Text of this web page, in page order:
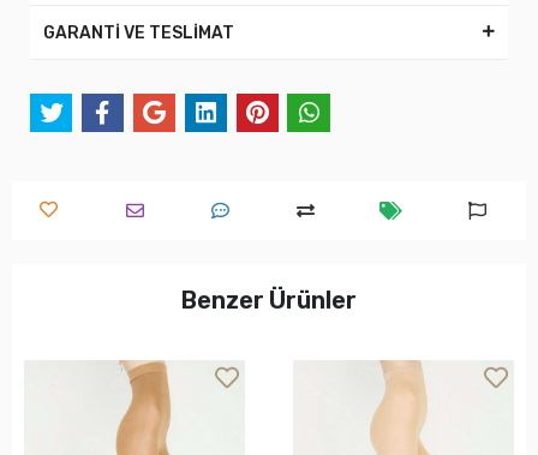
GARANTİ VE TESLİMAT
Benzer Ürünler